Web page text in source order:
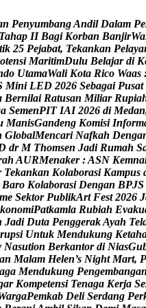
n PenyumbangAndil Dalam Pe
Tahap II Bagi Korban BanjirWa
tik 25 Pejabat, Tekankan Pelaya
otensi MaritimDulu Belajar di K
do UtamaWali Kota Rico Waas
Mini LED 2026 Sebagai Pusat
Bernilai Ratusan Miliar Rupia
a SemenPIT IAI 2026 di Medan
ManisGandeng Komisi Inform
GlobalMencari Nafkah Denga
dr M Thomsen Jadi Rumah S
ah AURMenaker :ASN Kemna
Tekankan Kolaborasi Kampus
Baro Kolaborasi Dengan BPJS
me Sektor PublikArt Fest 2026 J
konomiPatkamla Rubiah Evaku
Jadi Duta PenggerakAyah Tel
rupsi Untuk Mendukung Ketah
Nasution Berkantor di NiasGu
an Malam Helen’s Night Mart, P
aga Mendukung Pengembangan
ar Kompetensi Tenaga Kerja Se
argaPemkab Deli Serdang Per